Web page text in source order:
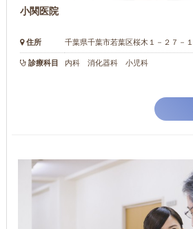
小関医院
住所 千葉県千葉市若葉区桜木１－２７－１
診療科目 内科 消化器科 小児科